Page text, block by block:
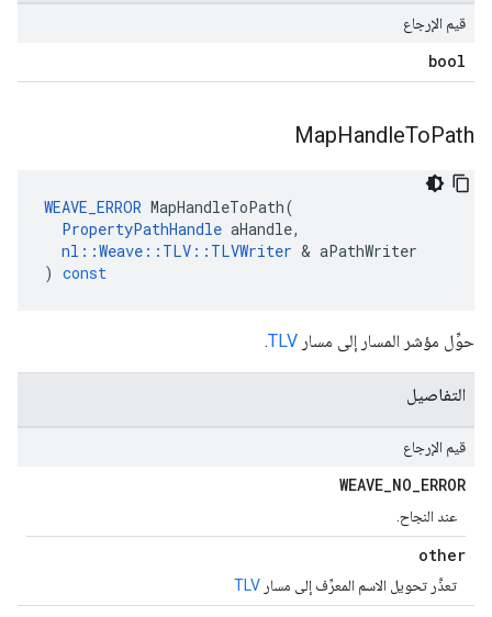
قيم الإرجاع
bool
MapHandleToPath
WEAVE_ERROR MapHandleToPath(
PropertyPathHandle aHandle,
nl ::Weave :: TLV :: TLVWriter & aPathWriter
) const
حوِّل مؤشر المسار إلى مسار TLV
.
التفاصيل
قيم الإرجاع
WEAVE_NO_ERROR
عند النجاح.
other
تعذَّر تحويل الاسم المعرِّف إلى مسار TLV